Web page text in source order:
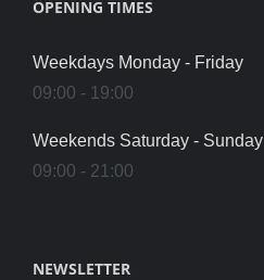
OPENING TIMES
Weekdays Monday - Friday
09:00 - 19:00
Weekends Saturday - Sunday
09:00 - 21:00
NEWSLETTER